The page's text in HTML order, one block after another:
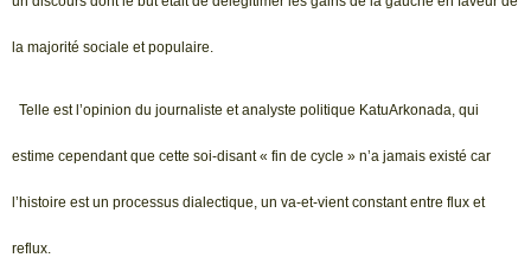
la majorité sociale et populaire.
Telle est l’opinion du journaliste et analyste politique KatuArkonada, qui
estime cependant que cette soi-disant « fin de cycle » n’a jamais existé car
l’histoire est un processus dialectique, un va-et-vient constant entre flux et
reflux.